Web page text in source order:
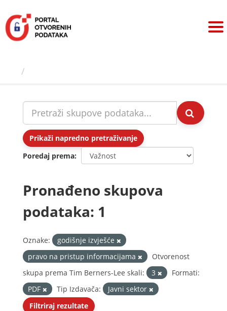
sadržaj
Prikaži napredno pretraživanje
Poredaj prema
Pronađeno skupova
podataka: 1
Oznake:
godišnje izvješće
pravo na pristup informacijama
Otvorenost
skupa prema Tim Berners-Lee skali:
3
Formati:
PDF
Tip Izdavača:
Javni sektor
Filtriraj rezultate